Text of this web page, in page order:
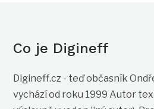
Co je Digineff
Digineff.cz - teď občasník
vychází od roku 1999 Autor